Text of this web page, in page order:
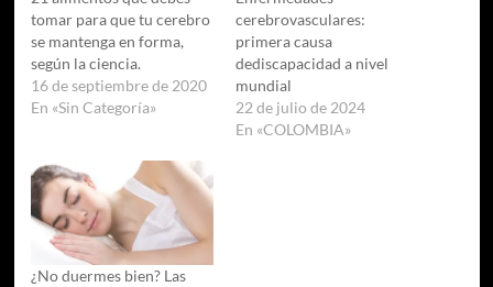
tomar para que tu cerebro
se mantenga en forma,
según la ciencia.
16 de septiembre de 2020
En «Sin Categoría»
cerebrovasculares:
primera causa
dediscapacidad a nivel
mundial
22 de julio de 2024
En «COLOMBIA»
¿No duermes bien? Las